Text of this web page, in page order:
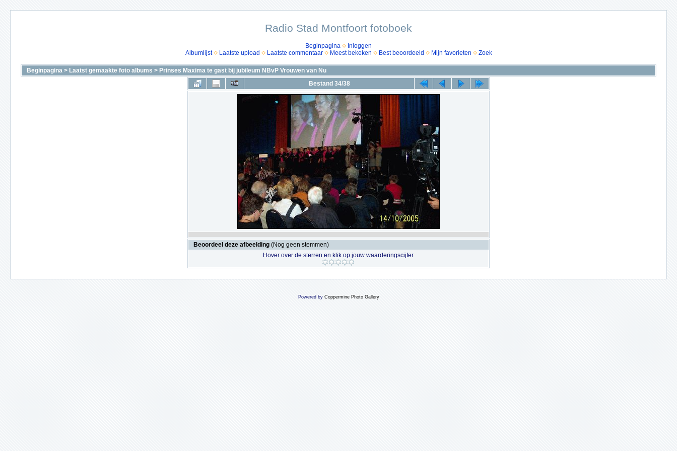
Radio Stad Montfoort fotoboek
Beginpagina
Inloggen
Albumlijst
Laatste upload Laatste commentaar Meest bekeken Best beoordeeld Mijn favorieten Zoek
Beginpagina > Laatst gemaakte foto albums > Prinses Maxima te gast bij jubileum NBvP Vrouwen van Nu
Bestand 34/38
Beoordeel deze afbeelding (Nog geen stemmen)
Hover over de sterren en klik op jouw waarderingscijfer
Powered by Coppermine Photo Gallery